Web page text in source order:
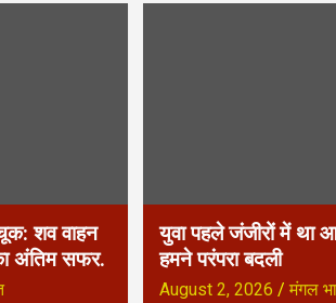
शव वाहन
अंतिम सफर.
युवा पहले जंजीरों में था
हमने परंपरा बदली
August 2, 2026 मंगल